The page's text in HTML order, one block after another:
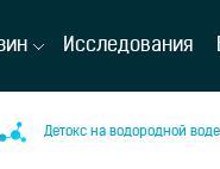
Исследования
Детокс на водородной